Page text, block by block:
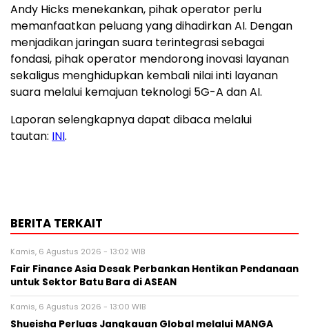
Andy Hicks menekankan, pihak operator perlu
memanfaatkan peluang yang dihadirkan AI. Dengan
menjadikan jaringan suara terintegrasi sebagai
fondasi, pihak operator mendorong inovasi layanan
sekaligus menghidupkan kembali nilai inti layanan
suara melalui kemajuan teknologi 5G-A dan AI.
Laporan selengkapnya dapat dibaca melalui
tautan: INI.
BERITA TERKAIT
Kamis, 6 Agustus 2026 - 13:02 WIB
Fair Finance Asia Desak Perbankan Hentikan Pendanaan
untuk Sektor Batu Bara di ASEAN
Kamis, 6 Agustus 2026 - 13:00 WIB
Shueisha Perluas Jangkauan Global melalui MANGA